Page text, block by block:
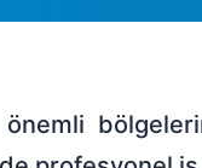
önemli